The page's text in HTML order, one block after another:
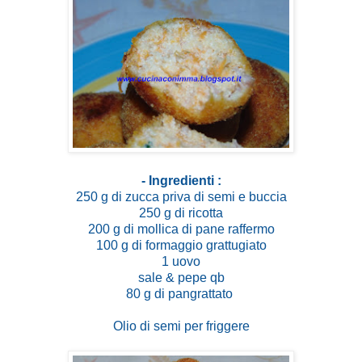
- Ingredienti :
250 g di zucca priva di semi e buccia
250 g di ricotta
200 g di mollica di pane raffermo
100 g di formaggio grattugiato
1 uovo
sale & pepe qb
80 g di pangrattato
Olio di semi per friggere